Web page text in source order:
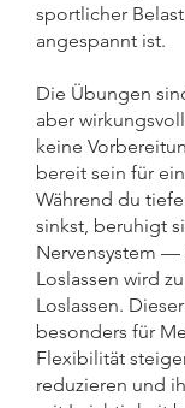
sportlicher
angespannt ist.
Die Übungen
aber
keine
bereit sein für
Während du
sinkst, beruhigt
Nervensystem —
Loslassen wird
Loslassen.
besonders für
Flexibilität
reduzieren und